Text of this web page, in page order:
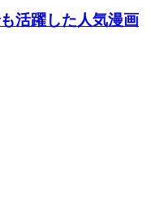
活躍した人気漫画